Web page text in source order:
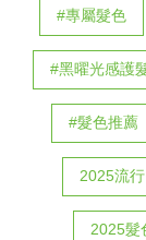
#專屬髮色
#黑曜光感護
#髮色推薦
2025流行
2025髮